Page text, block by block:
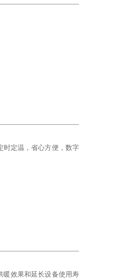
时定温，省心方便，数字
暖效果和延长设备使用寿